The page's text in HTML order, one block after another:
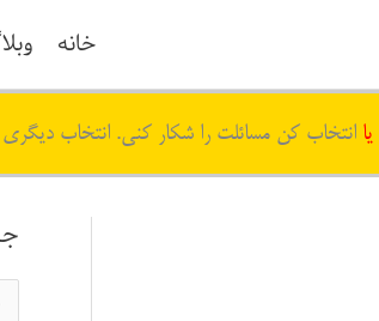
خانه
یا انتخاب کن مسائلت را شکار کنی. انتخاب